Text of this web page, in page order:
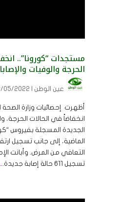
مستجدات “كورونا”..
الحرجة والوفيات
عين الوطن
أظهرت إحصائيات وزارة
انخفاضاً في الحالات الحرجة،
الماضية، إلى جانب تسجيل
التعافي من المرض. وأبانت
تسجيل 611 حالة إصابة جديدة...